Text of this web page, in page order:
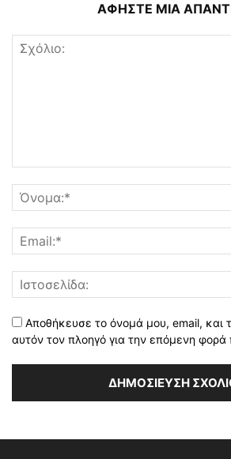
ΑΦΗΣΤΕ ΜΙΑ
Αποθήκευσε το όνομά μου, email, και
αυτόν τον πλοηγό για την επόμενη